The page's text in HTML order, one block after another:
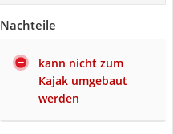
Nachteile
kann nicht zum
Kajak umgebaut
werden